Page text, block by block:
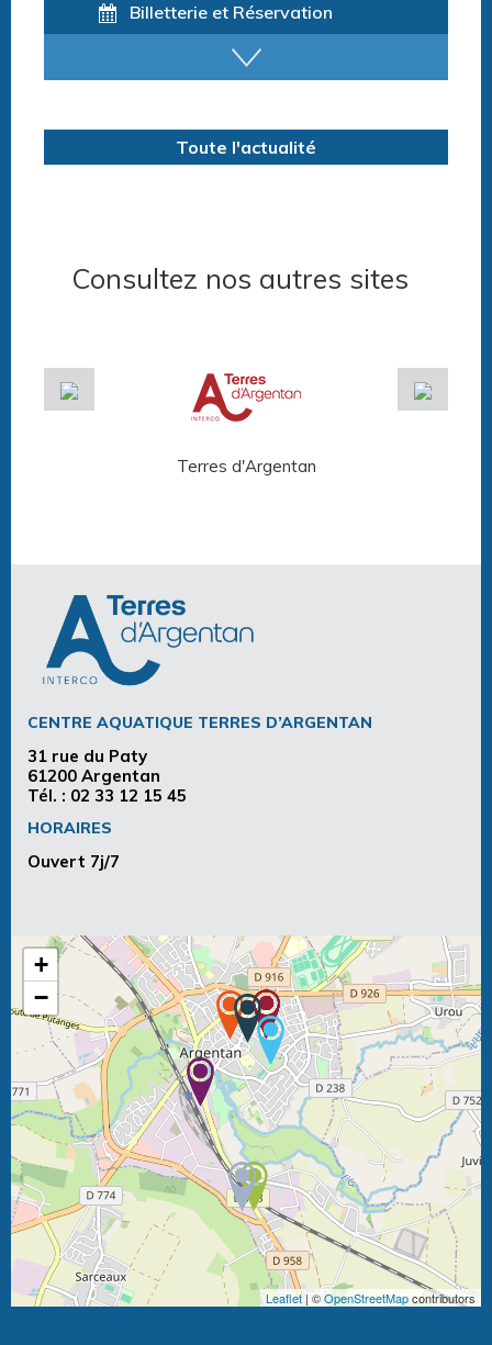
Billetterie et Réservation
Horaires espace détente
Horaires centre aquatique
Toute l'actualité
Consultez nos autres sites
Terres d'Argentan
CENTRE AQUATIQUE TERRES D’ARGENTAN
31 rue du Paty
61200 Argentan
Tél. : 02 33 12 15 45
HORAIRES
Ouvert 7j/7
+
−
Leaflet| ©OpenStreetMapcontributors